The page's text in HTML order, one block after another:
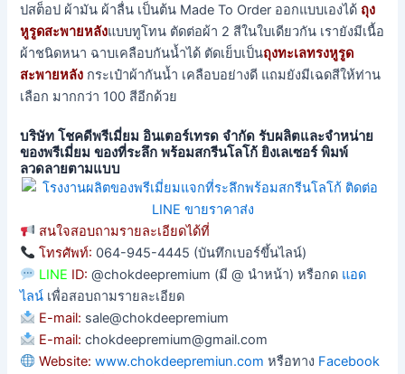
ปสต็อป ผ้ามัน ผ้าลื่น เป็นต้น Made To Order ออกแบบเองได้ ถุง
หูรูดสะพายหลังแบบทูโทน ตัดต่อผ้า 2 สีในใบเดียวกัน เรายังมีเนื้อ
ผ้าชนิดหนา ฉาบเคลือบกันน้ำได้ ตัดเย็บเป็นถุงทะเลทรงหูรูด
สะพายหลัง กระเป๋าผ้ากันน้ำ เคลือบอย่างดี แถมยังมีเฉดสีให้ท่าน
เลือก มากกว่า 100 สีอีกด้วย
บริษัท โชคดีพรีเมี่ยม อินเตอร์เทรด จำกัด รับผลิตและจำหน่าย
ของพรีเมี่ยม ของที่ระลึก พร้อมสกรีนโลโก้ ยิงเลเซอร์ พิมพ์
ลวดลายตามแบบ
สนใจสอบถามรายละเอียดได้ที่
โทรศัพท์: 064-945-4445 (บันทึกเบอร์ขึ้นไลน์)
LINE ID: @chokdeepremium (มี @ นำหน้า) หรือกด แอด
ไลน์ เพื่อสอบถามรายละเอียด
E-mail: sale@chokdeepremium
E-mail: chokdeepremium@gmail.com
Website:www.chokdeepremiun.com หรือทาง Facebook